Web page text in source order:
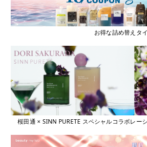
お得な詰め替えタ
桜田通 × SINN PURETE スペシャルコラボレー